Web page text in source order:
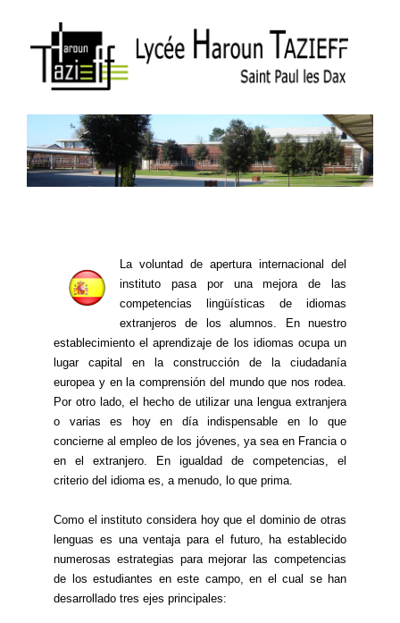
La voluntad de apertura internacional del
instituto pasa por una mejora de las
competencias lingüísticas de idiomas
extranjeros de los alumnos. En nuestro
establecimiento el aprendizaje de los idiomas ocupa un
lugar capital en la construcción de la ciudadanía
europea y en la comprensión del mundo que nos rodea.
Por otro lado, el hecho de utilizar una lengua extranjera
o varias es hoy en día indispensable en lo que
concierne al empleo de los jóvenes, ya sea en Francia o
en el extranjero. En igualdad de competencias, el
criterio del idioma es, a menudo, lo que prima.
Como el instituto considera hoy que el dominio de otras
lenguas es una ventaja para el futuro, ha establecido
numerosas estrategias para mejorar las competencias
de los estudiantes en este campo, en el cual se han
desarrollado tres ejes principales: